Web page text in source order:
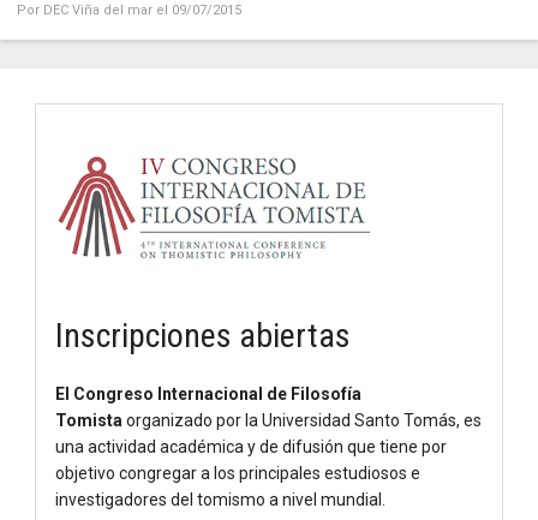
Por DEC Viña del mar el 09/07/2015
Inscripciones abiertas
El Congreso Internacional de Filosofía
Tomistaorganizado por la Universidad Santo Tomás, es
una actividad académica y de difusión que tiene por
objetivo congregar a los principales estudiosos e
investigadores del tomismo a nivel mundial.